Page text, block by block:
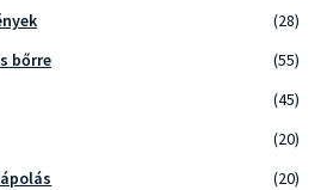
(28)
bőrre
(55)
(45)
(20)
(20)